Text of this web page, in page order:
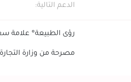
الدعم التالية:
رؤى الطبيعة® علامة
مصرحة من وزارة التجارة بسجل تجاري